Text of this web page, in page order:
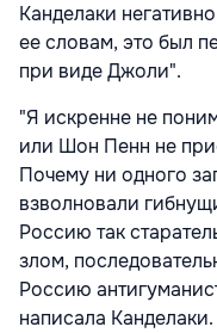
Канделаки
ее словам, это был
при виде Джоли".
"Я искренне не
или Шон Пенн не
Почему ни одного
взволновали
Россию так
злом,
Россию
написала Канделаки.